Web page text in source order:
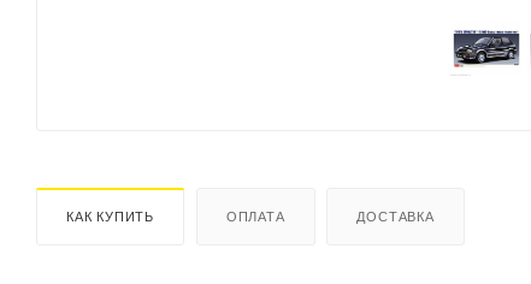
КАК КУПИТЬ ОПЛАТА ДОСТАВКА